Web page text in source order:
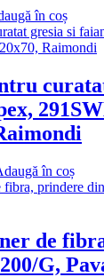
în coș
în coș
de
G,